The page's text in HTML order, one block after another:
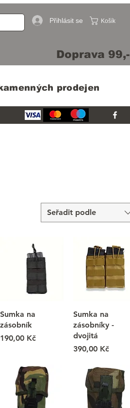
Přihlásit se Košík
Doprava 99,-
prodejen
Seřadit podle
Sumka na
zásobník
Cena
190,00 Kč
Sumka na
zásobníky -
dvojitá
Cena
390,00 Kč